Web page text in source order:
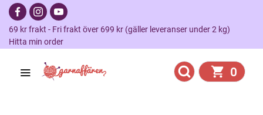
69 kr frakt - Fri frakt över 699 kr (gäller leveranser under 2 kg)
Hitta min order
0